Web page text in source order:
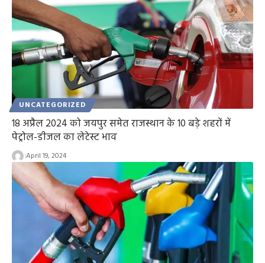
UNCATEGORIZED
18 अप्रैल 2024 को जयपुर समेत राजस्थान के 10 बड़े शहरों में
पेट्रोल-डीजल का लेटेस्ट भाव
April 19, 2024